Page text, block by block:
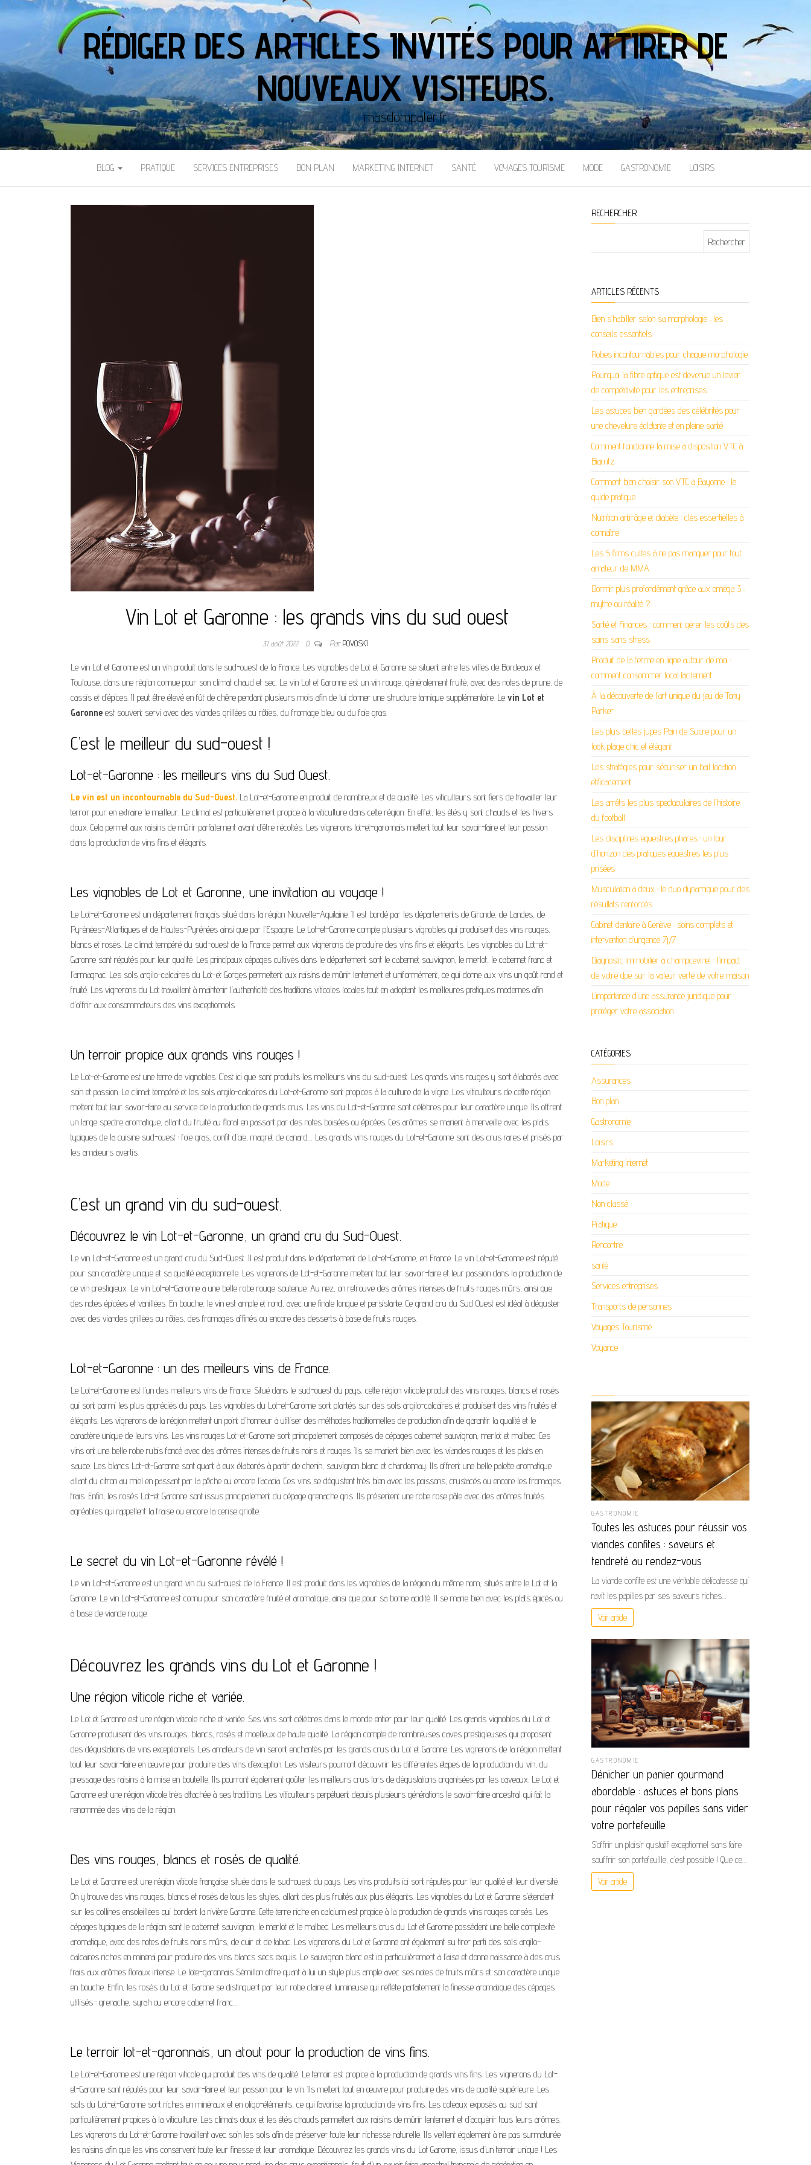
RÉDIGER DES ARTICLES INVITÉS POUR ATTIRER DE
NOUVEAUX VISITEURS.
masdompater.fr
BLOG PRATIQUE SERVICES ENTREPRISES BON PLAN MARKETING INTERNET SANTÉ VOYAGES TOURISME MODE GASTRONOMIE LOISIRS
Vin Lot et Garonne : les grands vins du sud ouest
31 août 2022 0 ParPOVOSKI
Le vin Lot et Garonne est un vin produit dans le sud-ouest de la France. Les vignobles de Lot et Garonne se situent entre les villes de Bordeaux et
Toulouse, dans une région connue pour son climat chaud et sec. Le vin Lot et Garonne est un vin rouge, généralement fruité, avec des notes de prune, de
cassis et d’épices. Il peut être élevé en fût de chêne pendant plusieurs mois afin de lui donner une structure tannique supplémentaire. Le vin Lot et
Garonne est souvent servi avec des viandes grillées ou rôties, du fromage bleu ou du foie gras.
C’est le meilleur du sud-ouest !
Lot-et-Garonne : les meilleurs vins du Sud Ouest.
Le vin est un incontournable du Sud-Ouest. La Lot-et-Garonne en produit de nombreux et de qualité. Les viticulteurs sont fiers de travailler leur
terroir pour en extraire le meilleur. Le climat est particulièrement propice à la viticulture dans cette région. En effet, les étés y sont chauds et les hivers
doux. Cela permet aux raisins de mûrir parfaitement avant d’être récoltés. Les vignerons lot-et-garonnais mettent tout leur savoir-faire et leur passion
dans la production de vins fins et élégants.
Les vignobles de Lot et Garonne, une invitation au voyage !
Le Lot-et-Garonne est un département français situé dans la région Nouvelle-Aquitaine. Il est bordé par les départements de Gironde, de Landes, de
Pyrénées-Atlantiques et de Hautes-Pyrénées ainsi que par l’Espagne. Le Lot-et-Garonne compte plusieurs vignobles qui produisent des vins rouges,
blancs et rosés. Le climat tempéré du sud-ouest de la France permet aux vignerons de produire des vins fins et élégants. Les vignobles du Lot-et-
Garonne sont réputés pour leur qualité. Les principaux cépages cultivés dans le département sont le cabernet sauvignon, le merlot, le cabernet franc et
l’armagnac. Les sols argilo-calcaires du Lot-et Gorges permettent aux raisins de mûrir lentement et uniformément, ce qui donne aux vins un goût rond et
fruité. Les vignerons du Lot travaillent à maintenir l’authenticité des traditions viticoles locales tout en adoptant les meilleures pratiques modernes afin
d’offrir aux consommateurs des vins exceptionnels.
Un terroir propice aux grands vins rouges !
Le Lot-et-Garonne est une terre de vignobles. C’est ici que sont produits les meilleurs vins du sud-ouest. Les grands vins rouges y sont élaborés avec
soin et passion. Le climat tempéré et les sols argilo-calcaires du Lot-et-Garonne sont propices à la culture de la vigne. Les viticulteurs de cette région
mettent tout leur savoir-faire au service de la production de grands crus. Les vins du Lot-et-Garonne sont célèbres pour leur caractère unique. Ils offrent
un large spectre aromatique, allant du fruité au floral en passant par des notes boisées ou épicées. Ces arômes se marient à merveille avec les plats
typiques de la cuisine sud-ouest : foie gras, confit d’oie, magret de canard… Les grands vins rouges du Lot-et-Garonne sont des crus rares et prisés par
les amateurs avertis.
C’est un grand vin du sud-ouest.
Découvrez le vin Lot-et-Garonne, un grand cru du Sud-Ouest.
Le vin Lot-et-Garonne est un grand cru du Sud-Ouest. Il est produit dans le département de Lot-et-Garonne, en France. Le vin Lot-et-Garonne est réputé
pour son caractère unique et sa qualité exceptionnelle. Les vignerons de Lot-et-Garonne mettent tout leur savoir-faire et leur passion dans la production de
ce vin prestigieux. Le vin Lot-et-Garonne a une belle robe rouge soutenue. Au nez, on retrouve des arômes intenses de fruits rouges mûrs, ainsi que
des notes épicées et vanillées. En bouche, le vin est ample et rond, avec une finale longue et persistante. Ce grand cru du Sud Ouest est idéal à déguster
avec des viandes grillées ou rôties, des fromages affinés ou encore des desserts à base de fruits rouges.
Lot-et-Garonne : un des meilleurs vins de France.
Le Lot-et-Garonne est l’un des meilleurs vins de France. Situé dans le sud-ouest du pays, cette région viticole produit des vins rouges, blancs et rosés
qui sont parmi les plus appréciés du pays. Les vignobles du Lot-et-Garonne sont plantés sur des sols argilo-calcaires et produisent des vins fruités et
élégants. Les vignerons de la région mettent un point d’honneur à utiliser des méthodes traditionnelles de production afin de garantir la qualité et le
caractère unique de leurs vins. Les vins rouges Lot-et-Garonne sont principalement composés de cépages cabernet sauvignon, merlot et malbec. Ces
vins ont une belle robe rubis foncé avec des arômes intenses de fruits noirs et rouges. Ils se marient bien avec les viandes rouges et les plats en
sauce. Les blancs Lot-et-Garonne sont quant à eux élaborés à partir de chenin, sauvignon blanc et chardonnay. Ils offrent une belle palette aromatique
allant du citron au miel en passant par la pêche ou encore l’acacia. Ces vins se dégustent très bien avec les poissons, crustacés ou encore les fromages
frais. Enfin, les rosés Lot-et Garonne sont issus principalement du cépage grenache gris. Ils présentent une robe rose pâle avec des arômes fruités
agréables qui rappellent la fraise ou encore la cerise griotte.
Le secret du vin Lot-et-Garonne révélé !
Le vin Lot-et-Garonne est un grand vin du sud-ouest de la France. Il est produit dans les vignobles de la région du même nom, situés entre le Lot et la
Garonne. Le vin Lot-et-Garonne est connu pour son caractère fruité et aromatique, ainsi que pour sa bonne acidité. Il se marie bien avec les plats épicés ou
à base de viande rouge.
Découvrez les grands vins du Lot et Garonne !
Une région viticole riche et variée.
Le Lot et Garonne est une région viticole riche et variée. Ses vins sont célèbres dans le monde entier pour leur qualité. Les grands vignobles du Lot et
Garonne produisent des vins rouges, blancs, rosés et moelleux de haute qualité. La région compte de nombreuses caves prestigieuses qui proposent
des dégustations de vins exceptionnels. Les amateurs de vin seront enchantés par les grands crus du Lot et Garonne. Les vignerons de la région mettent
tout leur savoir-faire en œuvre pour produire des vins d’exception. Les visiteurs pourront découvrir les différentes étapes de la production du vin, du
pressage des raisins à la mise en bouteille. Ils pourront également goûter les meilleurs crus lors de dégustations organisées par les caveaux. Le Lot et
Garonne est une région viticole très attachée à ses traditions. Les viticulteurs perpétuent depuis plusieurs générations le savoir-faire ancestral qui fait la
renommée des vins de la région.
Des vins rouges, blancs et rosés de qualité.
Le Lot et Garonne est une région viticole française située dans le sud-ouest du pays. Les vins produits ici sont réputés pour leur qualité et leur diversité.
On y trouve des vins rouges, blancs et rosés de tous les styles, allant des plus fruités aux plus élégants. Les vignobles du Lot et Garonne s’étendent
sur les collines ensoleillées qui bordent la rivière Garonne. Cette terre riche en calcium est propice à la production de grands vins rouges corsés. Les
cépages typiques de la région sont le cabernet sauvignon, le merlot et le malbec. Les meilleurs crus du Lot et Garonne possèdent une belle complexité
aromatique, avec des notes de fruits noirs mûrs, de cuir et de tabac. Les vignerons du Lot et Garonne ont également su tirer parti des sols argilo-
calcaires riches en minerai pour produire des vins blancs secs exquis. Le sauvignon blanc est ici particulièrement à l’aise et donne naissance à des crus
frais aux arômes floraux intense. Le lote-garonnais Sémillon offre quant à lui un style plus ample avec ses notes de fruits mûrs et son caractère unique
en bouche. Enfin, les rosés du Lot et. Garone se distinguent par leur robe claire et lumineuse qui reflète parfaitement la finesse aromatique des cépages
utilisés : grenache, syrah ou encore cabernet franc…
Le terroir lot-et-garonnais, un atout pour la production de vins fins.
Le Lot-et-Garonne est une région viticole qui produit des vins de qualité. Le terroir est propice à la production de grands vins fins. Les vignerons du Lot-
et-Garonne sont réputés pour leur savoir-faire et leur passion pour le vin. Ils mettent tout en œuvre pour produire des vins de qualité supérieure. Les
sols du Lot-et-Garonne sont riches en minéraux et en oligo-éléments, ce qui favorise la production de vins fins. Les coteaux exposés au sud sont
particulièrement propices à la viticulture. Les climats doux et les étés chauds permettent aux raisins de mûrir lentement et d’acquérir tous leurs arômes.
Les vignerons du Lot-et-Garonne travaillent avec soin les sols afin de préserver toute leur richesse naturelle. Ils veillent également à ne pas surmaturée
les raisins afin que les vins conservent toute leur finesse et leur aromatique. Découvrez les grands vins du Lot Garonne, issus d’un terroir unique ! Les
RECHERCHER
ARTICLES RÉCENTS
Bien s’habiller selon sa morphologie : les
conseils essentiels
Robes incontournables pour chaque morphologie
Pourquoi la fibre optique est devenue un levier
de compétitivité pour les entreprises
Les astuces bien gardées des célébrités pour
une chevelure éclatante et en pleine santé
Comment fonctionne la mise à disposition VTC à
Biarritz
Comment bien choisir son VTC à Bayonne : le
guide pratique
Nutrition anti-âge et diabète : clés essentielles à
connaître
Les 5 films cultes à ne pas manquer pour tout
amateur de MMA
Dormir plus profondément grâce aux oméga 3 :
mythe ou réalité ?
Santé et Finances : comment gérer les coûts des
soins sans stress
Produit de la ferme en ligne autour de moi :
comment consommer local facilement
À la découverte de l’art unique du jeu de Tony
Parker
Les plus belles jupes Pain de Sucre pour un
look plage chic et élégant
Les stratégies pour sécuriser un bail location
efficacement
Les arrêts les plus spectaculaires de l’histoire
du football
Les disciplines équestres phares : un tour
d’horizon des pratiques équestres les plus
prisées
Musculation à deux : le duo dynamique pour des
résultats renforcés
Cabinet dentaire à Genève : soins complets et
intervention d’urgence 7j/7
Diagnostic immobilier à champcevinel : l’impact
de votre dpe sur la valeur verte de votre maison
L’importance d’une assurance juridique pour
protéger votre association
CATÉGORIES
Assurances
Bon plan
Gastronomie
Loisirs
Marketing internet
Mode
Non classé
Pratique
Rencontre
santé
Services entreprises
Transports de personnes
Voyages Tourisme
Voyance
GASTRONOMIE
Toutes les astuces pour réussir vos
viandes confites : saveurs et
tendreté au rendez-vous
La viande confite est une véritable délicatesse qui
ravit les papilles par ses saveurs riches…
Voir article
GASTRONOMIE
Dénicher un panier gourmand
abordable : astuces et bons plans
pour régaler vos papilles sans vider
votre portefeuille
S’offrir un plaisir gustatif exceptionnel sans faire
souffrir son portefeuille, c’est possible ! Que ce…
Voir article